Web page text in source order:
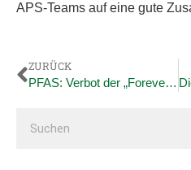
APS-Teams auf eine gute
ZURÜCK
PFAS: Verbot der „Forever Chemicals“